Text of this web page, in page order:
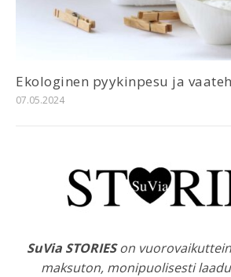
Ekologinen pyykinpesu ja
07.05.2024
SuVia STORIESon
maksuton, monipuolisesti